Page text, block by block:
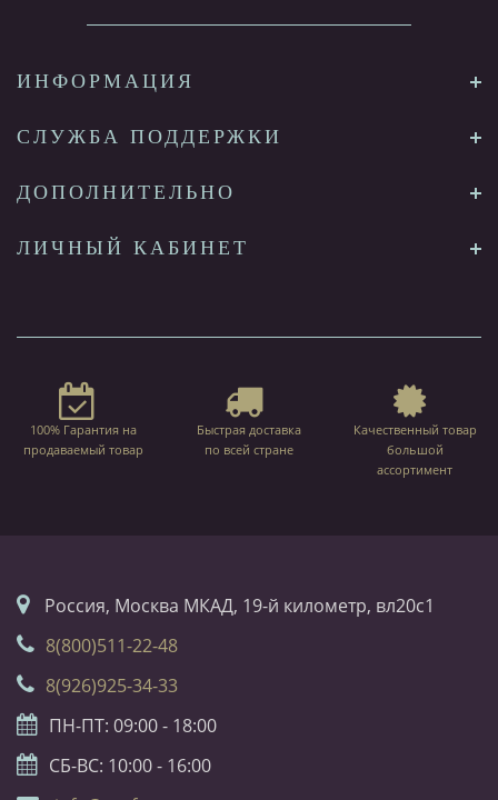
ИНФОРМАЦИЯ
СЛУЖБА ПОДДЕРЖКИ
ДОПОЛНИТЕЛЬНО
ЛИЧНЫЙ КАБИНЕТ
100% Гарантия на
продаваемый товар
Быстрая доставка
по всей стране
Качественный товар
большой
ассортимент
Россия, Москва МКАД, 19-й километр, вл20с1
8(800)511-22-48
8(926)925-34-33
ПН-ПТ: 09:00 - 18:00
СБ-ВС: 10:00 - 16:00